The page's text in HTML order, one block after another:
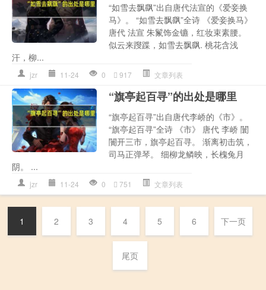
“如雪去飘飖”出自唐代法宣的《爱妾换
马》。 “如雪去飘飖”全诗 《爱妾换马》
唐代 法宣 朱鬣饰金镳，红妆束素腰。
似云来躞蹀，如雪去飘飖. 桃花含浅
汗，柳...
jzr 11-24 0 917 文章列表
“旗亭起百寻”的出处是哪里
“旗亭起百寻”出自唐代李峤的《市》。
“旗亭起百寻”全诗 《市》 唐代 李峤 闤
闠开三市，旗亭起百寻。 渐离初击筑，
司马正弹琴。 细柳龙鳞映，长槐兔月
阴。 ...
jzr 11-24 0 751 文章列表
1 2 3 4 5 6 下一页
尾页